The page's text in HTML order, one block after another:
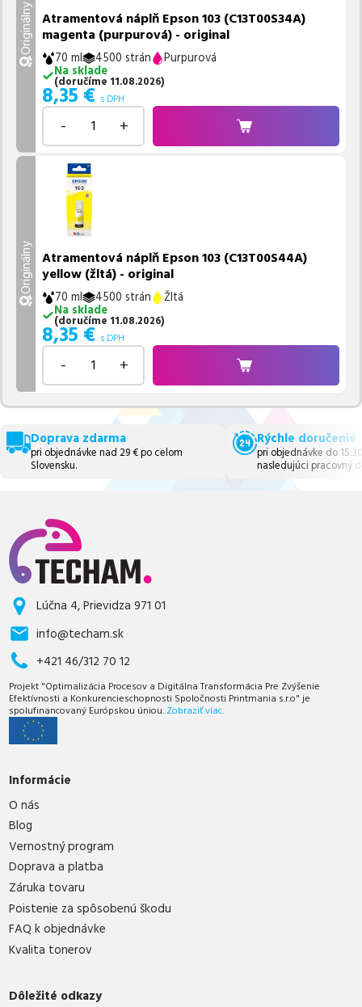
Originálny Atramentová náplň Epson 103 (C13T00S34A)
magenta (purpurová) - original
70 ml 4500 strán
Purpurová
Na sklade
(doručíme 11.08.2026)
8,35 € s DPH
- +
Originálny Atramentová náplň Epson 103 (C13T00S44A)
yellow (žltá) - original
70 ml 4500 strán
Žltá
Na sklade
(doručíme 11.08.2026)
8,35 € s DPH
- +
Doprava zdarma
pri objednávke nad 29 € po celom
Slovensku.
Rýchle doručenie
pri objednávke do
nasledujúci pracovný
Lúčna 4, Prievidza 971 01
info@techam.sk
+421 46/312 70 12
Projekt "Optimalizácia Procesov a Digitálna Transformácia Pre Zvýšenie
Efektívnosti a Konkurencieschopnosti Spoločnosti Printmania s.r.o" je
spolufinancovaný Európskou úniou. Zobraziť viac.
Informácie
O nás
Blog
Vernostný program
Doprava a platba
Záruka tovaru
Poistenie za spôsobenú škodu
FAQ k objednávke
Kvalita tonerov
Dôležité odkazy